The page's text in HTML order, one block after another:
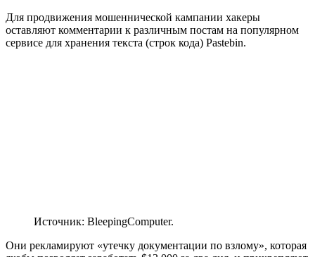
Для продвижения мошеннической кампании хакеры
оставляют комментарии к различным постам на популярном
сервисе для хранения текста (строк кода) Pastebin.
Источник: BleepingComputer.
Они рекламируют «утечку документации по взлому», которая